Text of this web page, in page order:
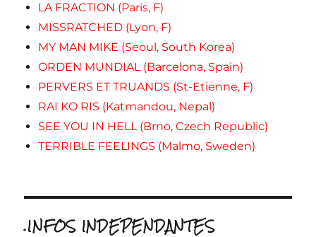
LA FRACTION (Paris, F)
MISSRATCHED (Lyon, F)
MY MAN MIKE (Seoul, South Korea)
ORDEN MUNDIAL (Barcelona, Spain)
PERVERS ET TRUANDS (St-Etienne, F)
RAI KO RIS (Katmandou, Nepal)
SEE YOU IN HELL (Brno, Czech Republic)
TERRIBLE FEELINGS (Malmo, Sweden)
.INFOS INDEPENDANTES